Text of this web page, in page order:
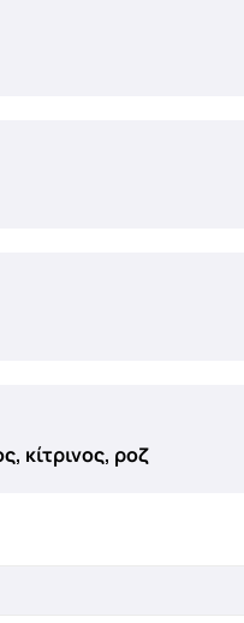
κίτρινος, ροζ